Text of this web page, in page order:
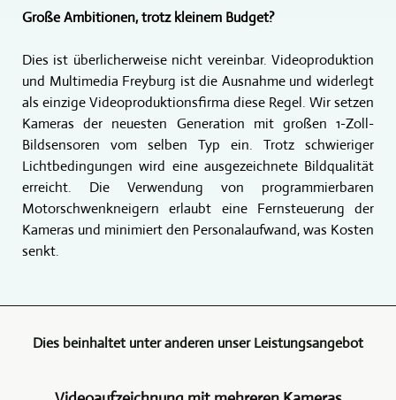
Große Ambitionen, trotz kleinem Budget?
Dies ist überlicherweise nicht vereinbar. Videoproduktion
und Multimedia Freyburg ist die Ausnahme und widerlegt
als einzige Videoproduktionsfirma diese Regel. Wir setzen
Kameras der neuesten Generation mit großen 1-Zoll-
Bildsensoren vom selben Typ ein. Trotz schwieriger
Lichtbedingungen wird eine ausgezeichnete Bildqualität
erreicht. Die Verwendung von programmierbaren
Motorschwenkneigern erlaubt eine Fernsteuerung der
Kameras und minimiert den Personalaufwand, was Kosten
senkt.
Dies beinhaltet unter anderen unser Leistungsangebot